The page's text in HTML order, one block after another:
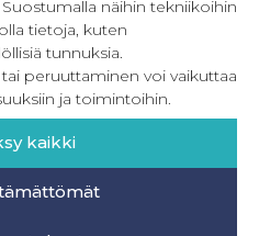
näihin tekniikoihin
tietoja, kuten
tunnuksia.
peruuttaminen voi vaikuttaa
ja toimintoihin.
kaikki
ompelussa
joulukuulle
ja tarvikkeet